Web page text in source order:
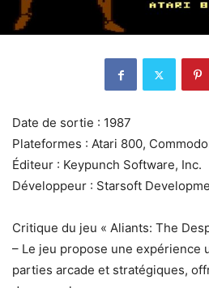
Date de sortie : 1987
Plateformes : Atari 800,
Éditeur : Keypunch Software, Inc.
Développeur : Starsoft
Critique du jeu « Aliants: The
– Le jeu propose une expérience
parties arcade et stratégiques,